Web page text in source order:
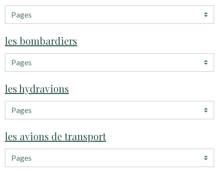
les bombardiers
les hydravions
les avions de transport